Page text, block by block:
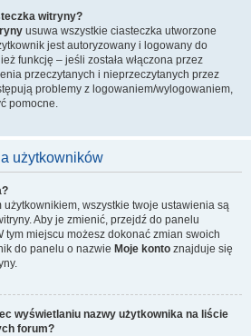
witryny?
usuwa wszystkie ciasteczka utworzone
jest autoryzowany i logowany do
funkcję – jeśli została włączona przez
przeczytanych i nieprzeczytanych przez
problemy z logowaniem/wylogowaniem,
pomocne.
użytkowników
wszystkie twoje ustawienia są
Aby je zmienić, przejdź do panelu
tym miejscu możesz dokonać zmian swoich
do panelu o nazwie Moje konto znajduje się
wyświetlaniu nazwy użytkownika na liście
forum?